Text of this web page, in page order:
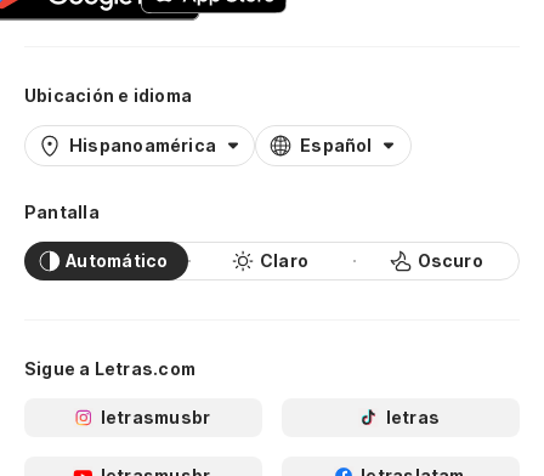
Ubicación e idioma
Hispanoamérica Español
Pantalla
Automático Claro Oscuro
Sigue a Letras.com
letrasmusbr letras